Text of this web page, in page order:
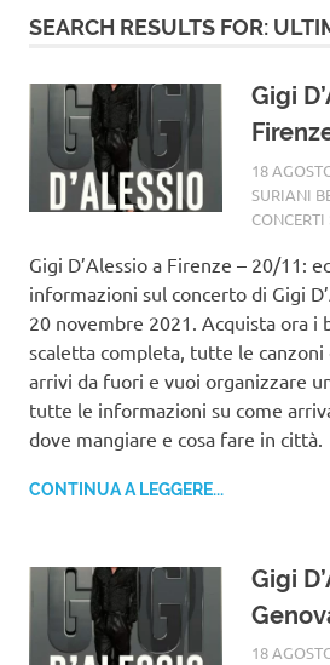
SEARCH RESULTS FOR:
Gigi
18
SURIANI
CONCERTI
Gigi D’Alessio a Firenze – 20/11:
informazioni sul concerto di Gigi
20 novembre 2021. Acquista ora i
scaletta completa, tutte le
arrivi da fuori e vuoi organizzare
tutte le informazioni su come
dove mangiare e cosa fare in città.
CONTINUA A LEGGERE...
Gigi
18